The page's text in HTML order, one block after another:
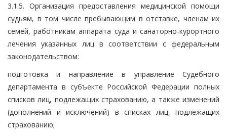
3.1.5. Организация предоставления медицинской помощи
судьям, в том числе пребывающим в отставке, членам их
семей, работникам аппарата суда и санаторно-курортного
лечения указанных лиц в соответствии с федеральным
законодательством:
подготовка и направление в управление Судебного
департамента в субъекте Российской Федерации полных
списков лиц, подлежащих страхованию, а также изменений
(дополнений и исключений) в списках лиц, подлежащих
страхованию;